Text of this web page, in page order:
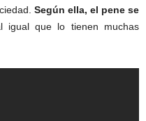
Según ella, el pene se
igual que lo tienen muchas